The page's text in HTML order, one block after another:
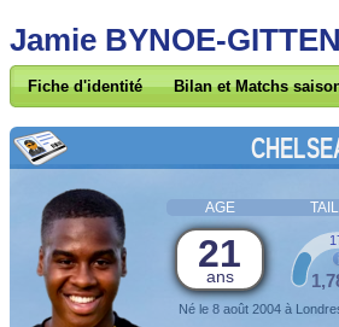
Jamie BYNOE-
Fiche d'identité Bilan et Matchs
AGE
21
ans
Né le 8 août 2004 à